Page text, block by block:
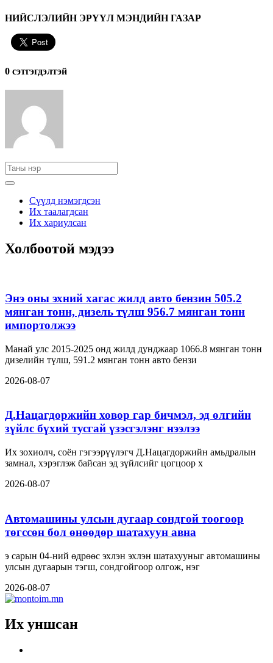
НИЙСЛЭЛИЙН ЭРҮҮЛ МЭНДИЙН ГАЗАР
0 cэтгэгдэлтэй
Сүүлд нэмэгдсэн
Их таалагдсан
Их хариулсан
Холбоотой мэдээ
Энэ оны эхний хагас жилд авто бензин 505.2
мянган тонн, дизель түлш 956.7 мянган тонн
импортолжээ
Манай улс 2015-2025 онд жилд дунджаар 1066.8 мянган тонн
дизелийн түлш, 591.2 мянган тонн авто бензи
2026-08-07
Д.Нацагдоржийн ховор гар бичмэл, эд өлгийн
зүйлс бүхий тусгай үзэсгэлэнг нээлээ
Их зохиолч, соён гэгээрүүлэгч Д.Нацагдоржийн амьдралын
замнал, хэрэглэж байсан эд зүйлсийг цогцоор х
2026-08-07
Автомашины улсын дугаар сондгой тоогоор
төгссөн бол өнөөдөр шатахуун авна
э сарын 04-ний өдрөөс эхлэн эхлэн шатахууныг автомашины
улсын дугаарын тэгш, сондгойгоор олгож, нэг
2026-08-07
Их уншсан